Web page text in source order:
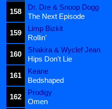
158
Dr. Dre & Snoop Dogg
The Next Episode
159
Limp Bizkit
Rollin'
160
Shakira & Wyclef Jean
Hips Don't Lie
161
Keane
Bedshaped
162
Prodigy
Omen